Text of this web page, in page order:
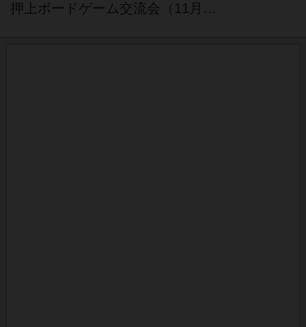
押上ボードゲーム交流会（11月10日）【毎月第2、第4金曜日開催】